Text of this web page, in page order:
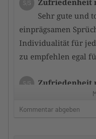
5/5
Zufriedenheit
Sehr gute und
einprägsamen
Individualität für
zu empfehlen egal
5/5
Zufriedenheit
der bzw. die
gezieltes Training
Kommentar abgeben